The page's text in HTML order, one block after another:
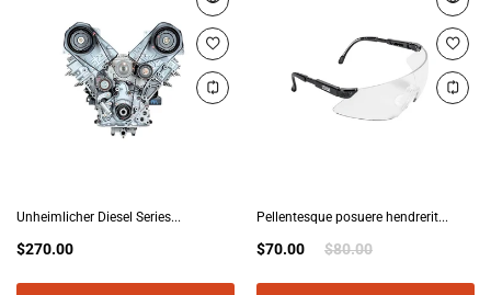
Unheimlicher Diesel Series...
$270.00
Pellentesque posuere hendrerit...
$70.00 $80.00